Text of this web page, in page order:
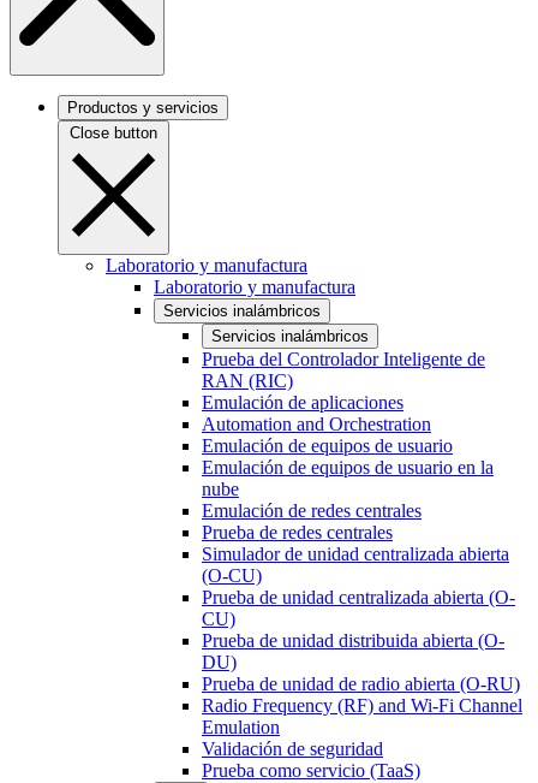
Productos y servicios
Close button
Laboratorio y manufactura
Laboratorio y manufactura
Servicios inalámbricos
Servicios inalámbricos
Prueba del Controlador Inteligente de
RAN (RIC)
Emulación de aplicaciones
Automation and Orchestration
Emulación de equipos de usuario
Emulación de equipos de usuario en la
nube
Emulación de redes centrales
Prueba de redes centrales
Simulador de unidad centralizada abierta
(O-CU)
Prueba de unidad centralizada abierta (O-
CU)
Prueba de unidad distribuida abierta (O-
DU)
Prueba de unidad de radio abierta (O-RU)
Radio Frequency (RF) and Wi-Fi Channel
Emulation
Validación de seguridad
Prueba como servicio (TaaS)